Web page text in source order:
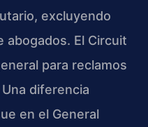
excluyendo
abogados. El Circuit
para reclamos
diferencia
en el General